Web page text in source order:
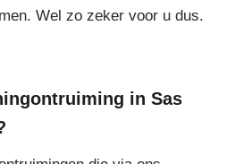
Wel zo zeker voor u dus.
in Sas